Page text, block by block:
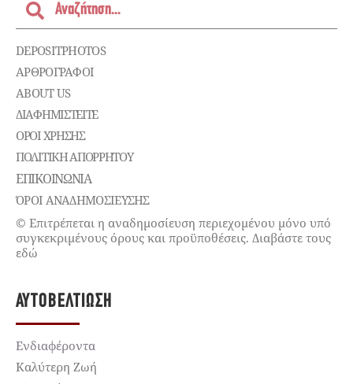
DEPOSITPHOTOS
ΑΡΘΡΟΓΡΑΦΟΙ
ABOUT US
ΔΙΑΦΗΜΙΣΤΕΊΤΕ
ΌΡΟΙ ΧΡΉΣΗΣ
ΠΟΛΙΤΙΚΉ ΑΠΟΡΡΉΤΟΥ
ΕΠΙΚΟΙΝΩΝΊΑ
ΌΡΟΙ ΑΝΑΔΗΜΟΣΙΕΥΣΗΣ
© Επιτρέπεται η αναδημοσίευση περιεχομένου μόνο υπό
συγκεκριμένους όρους και προϋποθέσεις. Διαβάστε τους
εδώ
ΑΥΤΟΒΕΛΤΊΩΣΗ
Ενδιαφέροντα
Καλύτερη Ζωή